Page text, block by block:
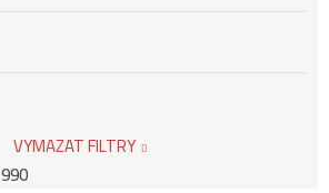
VYMAZAT FILTRY
990